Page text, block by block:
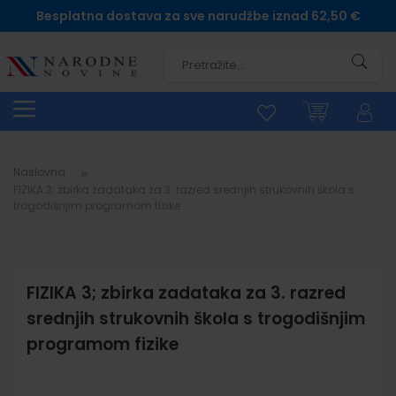
Besplatna dostava za sve narudžbe iznad 62,50 €
Naslovna
FIZIKA 3; zbirka zadataka za 3. razred
srednjih strukovnih škola s trogodišnjim
programom fizike